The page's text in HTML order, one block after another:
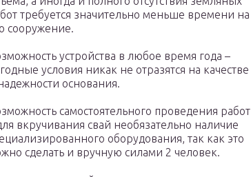
требуется значительно меньше времени на
сооружение.
устройства в любое время года –
условия никак не отразятся на качестве
основания.
самостоятельного проведения работ
вкручивания свай необязательно наличие
оборудования, так как это
сделать и вручную силами 2 человек.